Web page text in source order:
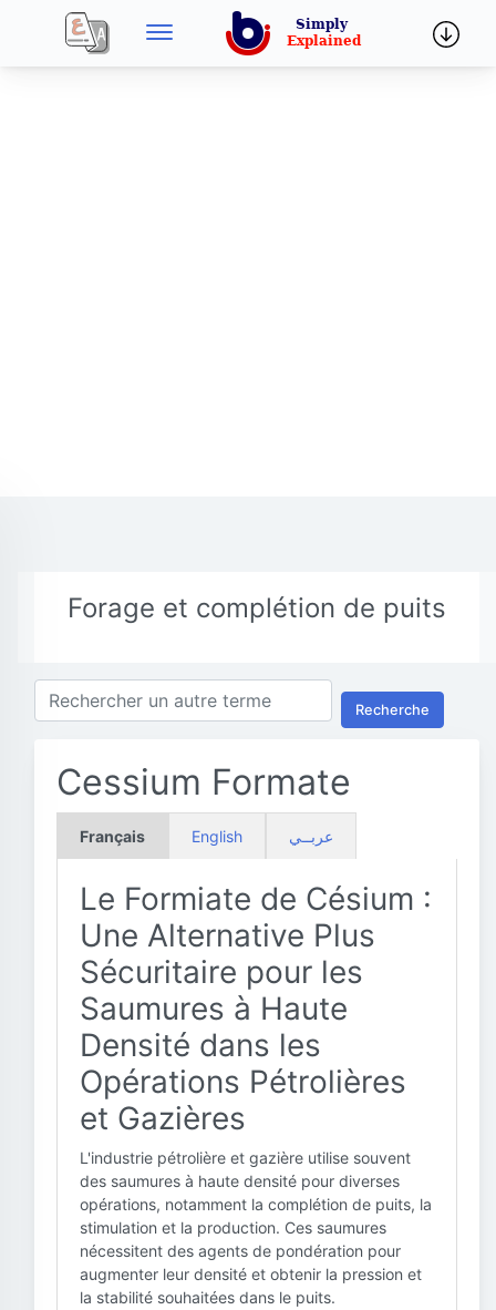
Forage et complétion de puits
Recherche
Cessium Formate
Français English عربــي
Le Formiate de Césium :
Une Alternative Plus
Sécuritaire pour les
Saumures à Haute
Densité dans les
Opérations Pétrolières
et Gazières
L'industrie pétrolière et gazière utilise souvent
des saumures à haute densité pour diverses
opérations, notamment la complétion de puits, la
stimulation et la production. Ces saumures
nécessitent des agents de pondération pour
augmenter leur densité et obtenir la pression et
la stabilité souhaitées dans le puits.